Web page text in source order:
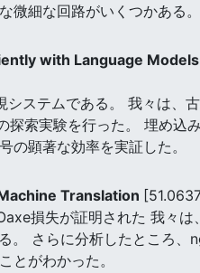
細な回路がいくつかある。
with Language Models
ステムである。 我々は、
探索実験を行った。 埋め込
顕著な効率を実証した。
Translation
損失が証明された 我々
。 さらに分析したところ、
とがわかった。